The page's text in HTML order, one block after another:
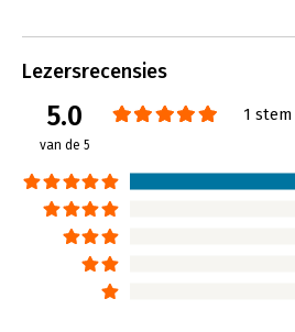
professioneel als privé. Bartlett zet
de lezer met zijn visie regelmatig op
onder het motto: je kunt er ook heel
anders naar kijken!
Lees verder
Lezersrecensies
5.0
van de 5
1 stem